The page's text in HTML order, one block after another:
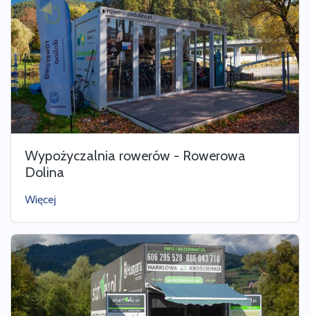
Wypożyczalnia rowerów - Rowerowa
Dolina
Więcej